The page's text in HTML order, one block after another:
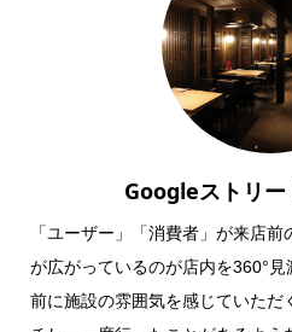
Googleストリ
「ユーザー」「消費者」が来店
が広がっているのが店内を360°
前に施設の雰囲気を感じていただ